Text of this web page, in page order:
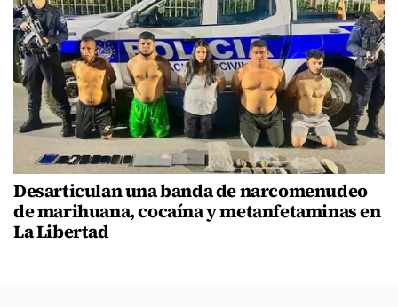
Desarticulan una banda de narcomenudeo
de marihuana, cocaína y metanfetaminas en
La Libertad